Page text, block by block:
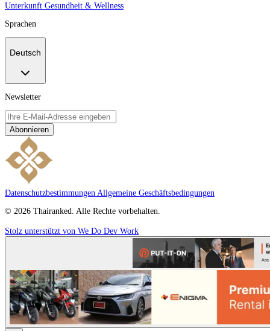
Unterkunft Gesundheit & Wellness
Sprachen
Deutsch
Newsletter
Abonnieren
Datenschutzbestimmungen Allgemeine Geschäftsbedingungen
© 2026 Thairanked. Alle Rechte vorbehalten.
Stolz unterstützt von We Do Dev Work